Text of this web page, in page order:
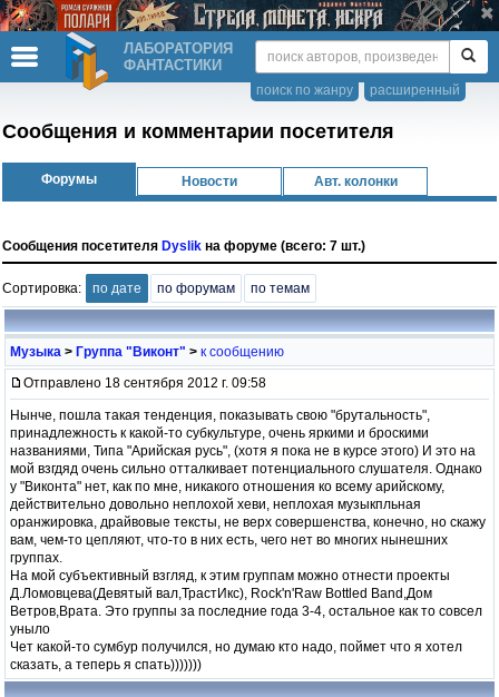
ЛАБОРАТОРИЯ
ФАНТАСТИКИ
расширенный
поиск по жанру
Сообщения и комментарии посетителя
Форумы Новости Авт. колонки
Сообщения посетителя Dyslik на форуме (всего: 7 шт.)
Сортировка: по дате по форумам по темам
Музыка > Группа "Виконт" > к сообщению
Отправлено 18 сентября 2012 г. 09:58
Нынче, пошла такая тенденция, показывать свою "брутальность",
принадлежность к какой-то субкультуре, очень яркими и броскими
названиями, Типа "Арийская русь", (хотя я пока не в курсе этого) И это на
мой взгдяд очень сильно отталкивает потенциального слушателя. Однако
у "Виконта" нет, как по мне, никакого отношения ко всему арийскому,
действительно довольно неплохой хеви, неплохая музыкпльная
оранжировка, драйвовые тексты, не верх совершенства, конечно, но скажу
вам, чем-то цепляют, что-то в них есть, чего нет во многих нынешних
группах.
На мой субъективный взгляд, к этим группам можно отнести проекты
Д.Ломовцева(Девятый вал,ТрастИкс), Rock'n'Raw Bottled Band,Дом
Ветров,Врата. Это группы за последние года 3-4, остальное как то совсел
уныло
Чет какой-то сумбур получился, но думаю кто надо, поймет что я хотел
сказать, а теперь я спать)))))))